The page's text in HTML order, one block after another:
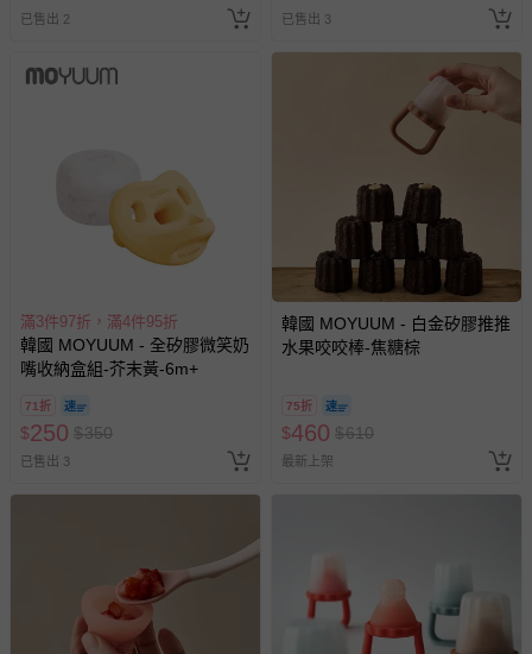
您所購買的商品享有7天的鑑賞期／猶豫期權益，但此期間
並非試用期，您所退回的商品必須是未經使用的全新狀態，
如需退換貨，請於收到商品7天（含例假日內提出），如為
瑕疵退換貨所產生的運費，將由媽咪愛負責處理，若非瑕疵
退貨，您可至『查詢訂單』>『已出貨』中查詢該筆訂單，
並點選『我要退貨』即可進行申請。若有相關退貨問題，請
LINE@客服ID: @mamilove我們將依序為您處理
與服務，謝謝。
針對滿件折/滿額贈…等活動，如因部份退貨，而該訂單保
留商品未達活動門檻，將以原價計算，活動贈品亦需一併退
回。
部分商品依據消費者保護法的規定，不適用七天鑑賞期/猶
易於腐敗、保存期限較短或解約時即將逾期（例如生鮮
商品、食品等）。
客製化商品（例如客製生日書、姓名貼等）。
報紙、期刊或雜誌（惟書籍如經拆封、使用，則酌收整
已售出 2 已售出 3
滿3件97折，滿4件95折
韓國 MOYUUM - 全矽膠微笑奶
嘴收納盒組-芥末黃-6m+
71折
$250 $350
已售出 3
韓國 MOYUUM - 白金矽膠推推
水果咬咬棒-焦糖棕
75折
$460 $610
最新上架